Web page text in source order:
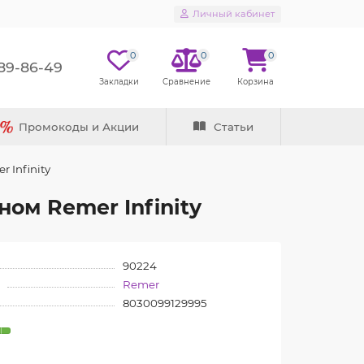
Личный кабинет
86-49
0 0 0
Промокоды и Акции Статьи
Infinity
Remer Infinity
90224
Remer
8030099129995